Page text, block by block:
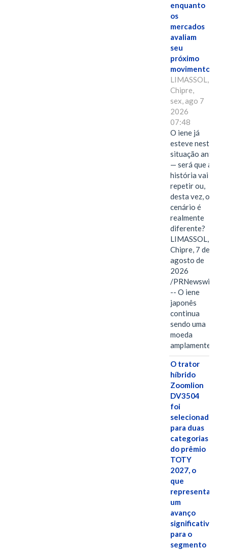
enquanto
os
mercados
avaliam
seu
próximo
movimento.
LIMASSOL,
Chipre,
sex, ago 7
2026
07:48
O iene já
esteve nesta
situação antes
— será que a
história vai se
repetir ou,
desta vez, o
cenário é
realmente
diferente?
LIMASSOL,
Chipre, 7 de
agosto de
2026
/PRNewswire/
-- O iene
japonês
continua
sendo uma
moeda
amplamente…
O trator
híbrido
Zoomlion
DV3504
foi
selecionado
para duas
categorias
do prêmio
TOTY
2027, o
que
representa
um
avanço
significativo
para o
segmento